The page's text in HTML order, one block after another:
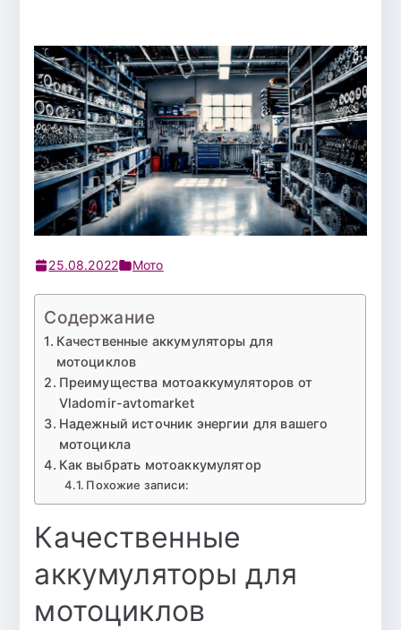
25.08.2022 Мото
Содержание
Качественные аккумуляторы для
мотоциклов
Преимущества мотоаккумуляторов от
Vladomir-avtomarket
Надежный источник энергии для вашего
мотоцикла
Как выбрать мотоаккумулятор
Похожие записи:
Качественные
аккумуляторы для
мотоциклов